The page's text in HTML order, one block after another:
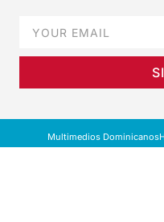
Multimedios